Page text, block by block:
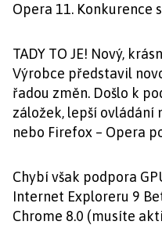
Opera 11. Konkurence
TADY TO JE! Nový,
Výrobce představil
řadou změn. Došlo k
záložek, lepší ovládání
nebo Firefox – Opera
Chybí však podpora
Internet Exploreru 9
Chrome 8.0 (musíte